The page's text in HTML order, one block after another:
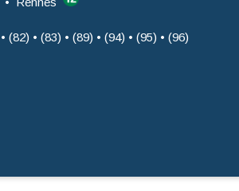
(82) • (83) • (89) • (94) • (95) • (96)